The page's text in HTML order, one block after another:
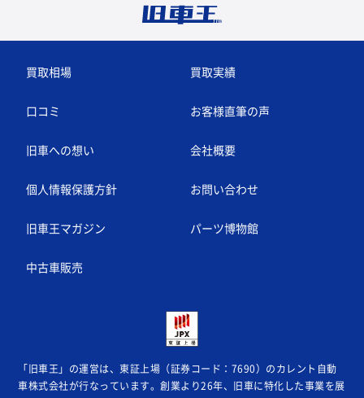
買取相場 買取実績
口コミ お客様直筆の声
旧車への想い 会社概要
個人情報保護方針 お問い合わせ
旧車王マガジン パーツ博物館
中古車販売
「旧車王」の運営は、東証上場（証券コード：7690）のカレント自動
車株式会社が行なっています。創業より26年、旧車に特化した事業を展